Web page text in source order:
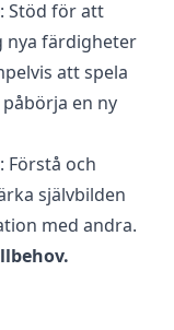
: Stöd för att
nya färdigheter
att spela
en ny
: Förstå och
självbilden
med andra.